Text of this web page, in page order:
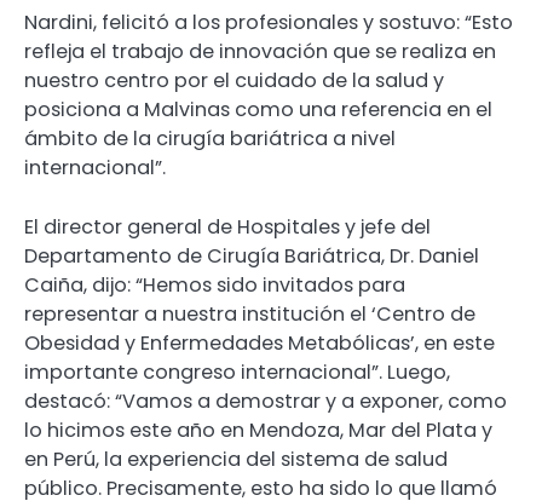
Nardini, felicitó a los profesionales y sostuvo: “Esto
refleja el trabajo de innovación que se realiza en
nuestro centro por el cuidado de la salud y
posiciona a Malvinas como una referencia en el
ámbito de la cirugía bariátrica a nivel
internacional”.
El director general de Hospitales y jefe del
Departamento de Cirugía Bariátrica, Dr. Daniel
Caiña, dijo: “Hemos sido invitados para
representar a nuestra institución el ‘Centro de
Obesidad y Enfermedades Metabólicas’, en este
importante congreso internacional”. Luego,
destacó: “Vamos a demostrar y a exponer, como
lo hicimos este año en Mendoza, Mar del Plata y
en Perú, la experiencia del sistema de salud
público. Precisamente, esto ha sido lo que llamó